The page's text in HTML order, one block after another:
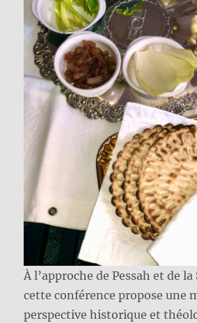
À l’approche de Pessah et de
cette conférence propose une
perspective historique et